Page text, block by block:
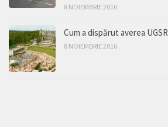
8 NOIEMBRIE 2016
Cum a dispărut averea UGSR
8 NOIEMBRIE 2016